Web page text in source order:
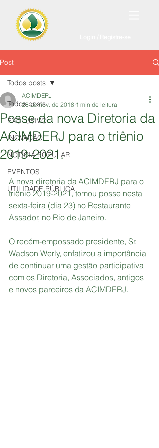
Post
Todos posts
EXCLUSIVO
INOVAÇÃO
NOTÍCIA POPULAR
EVENTOS
UTILIDADE PÚBLICA
Todos posts
Posse da nova Diretoria da
ACIMDERJ para o triênio
2019-2021.
ACIMDERJ
28 de nov. de 2018 1 min de leitura
A nova diretoria da ACIMDERJ para o
triênio 2019-2021, tomou posse nesta
sexta-feira (dia 23) no Restaurante
Assador, no Rio de Janeiro.
O recém-empossado presidente, Sr.
Wadson Werly, enfatizou a importância
de continuar uma gestão participativa
com os Diretoria, Associados, antigos
e novos parceiros da ACIMDERJ.